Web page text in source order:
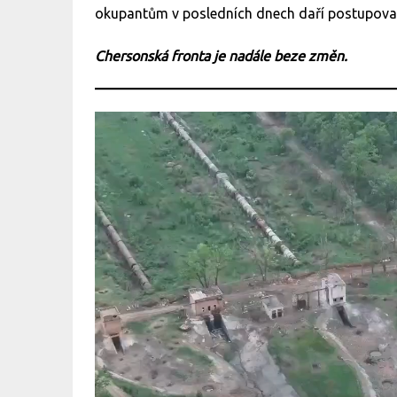
okupantům v posledních dnech daří
Chersonská fronta je nadále beze změn.